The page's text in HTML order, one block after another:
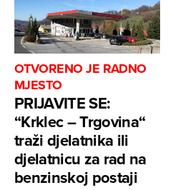
OTVORENO JE RADNO
MJESTO
PRIJAVITE SE:
“Krklec – Trgovina“
traži djelatnika ili
djelatnicu za rad na
benzinskoj postaji